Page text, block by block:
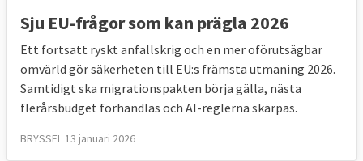
Sju EU-frågor som kan prägla 2026
Ett fortsatt ryskt anfallskrig och en mer oförutsägbar
omvärld gör säkerheten till EU:s främsta utmaning 2026.
Samtidigt ska migrationspakten börja gälla, nästa
flerårsbudget förhandlas och AI-reglerna skärpas.
BRYSSEL 13 januari 2026